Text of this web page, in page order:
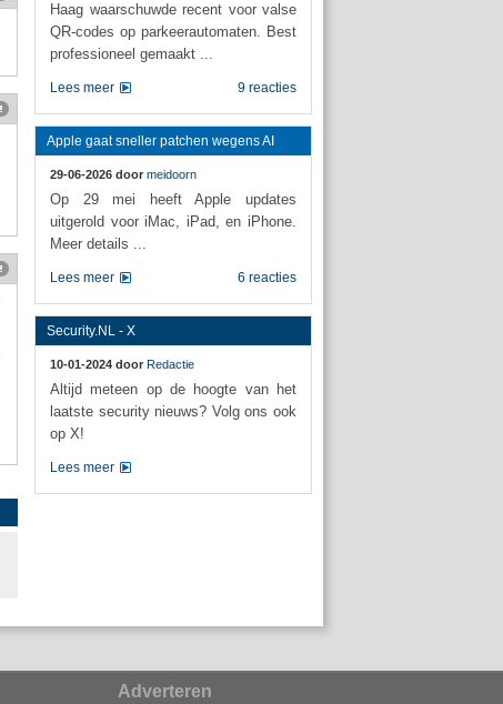
Haag waarschuwde recent voor valse
QR-codes op parkeerautomaten. Best
professioneel gemaakt ...
9 reacties
Lees meer
Apple gaat sneller patchen wegens AI
29-06-2026 door meidoorn
Op 29 mei heeft Apple updates
uitgerold voor iMac, iPad, en iPhone.
Meer details ...
6 reacties
Lees meer
Security.NL - X
10-01-2024 door Redactie
Altijd meteen op de hoogte van het
laatste security nieuws? Volg ons ook
op X!
Lees meer
Adverteren